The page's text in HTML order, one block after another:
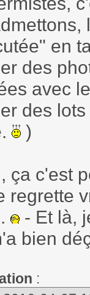
en
des
avec
des
)
ça c'est
regrette
- Et là,
bien
: